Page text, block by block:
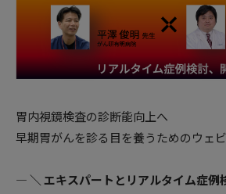
胃内視鏡検査の診断能向上へ
早期胃がんを診る目を養うためのウェ
― ＼ エキスパートとリアルタイム症例